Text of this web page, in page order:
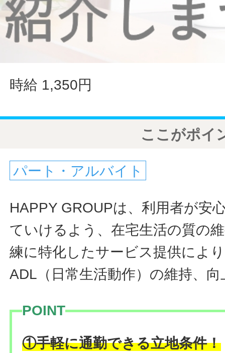
時給 1,350円
ここがポイ
パート・アルバイト
HAPPY GROUPは、利用者が安
ていけるよう、在宅生活の質の
練に特化したサービス提供によ
ADL（日常生活動作）の維持、
POINT
①手軽に通勤できる立地条件！